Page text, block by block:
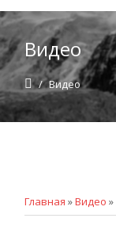
Видео
/ Видео
Главная »Видео »